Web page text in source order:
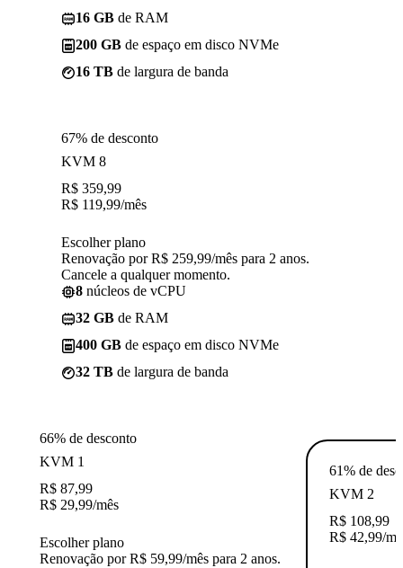
16 GB de RAM
200 GB de espaço em disco NVMe
16 TB de largura de banda
67% de desconto
KVM 8
R$ 359,99
R$ 119,99/mês
Escolher plano
Renovação por R$ 259,99/mês para 2 anos.
Cancele a qualquer momento.
8 núcleos de vCPU
32 GB de RAM
400 GB de espaço em disco NVMe
32 TB de largura de banda
66% de desconto
KVM 1
R$ 87,99
R$ 29,99/mês
Escolher plano
Renovação por R$ 59,99/mês para 2 anos.
61% de
KVM 2
R$ 108,99
R$ 42,99/